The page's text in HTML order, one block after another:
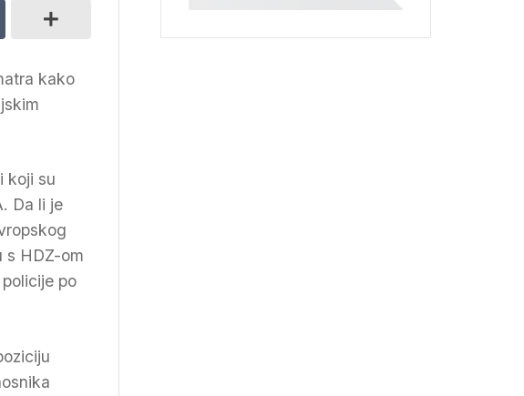
kako
koji su
Da li je
s HDZ-om
po